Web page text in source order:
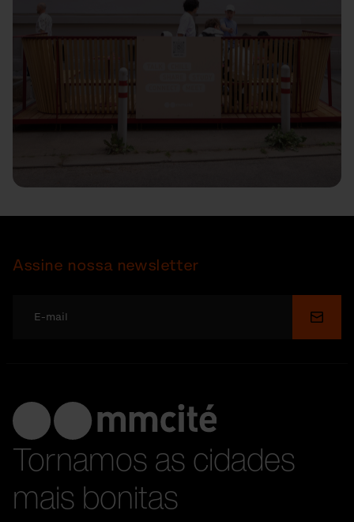
Assine nossa newsletter
Enviar
Tornamos as cidades
mais bonitas